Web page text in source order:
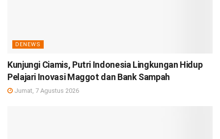
DENEWS
Kunjungi Ciamis, Putri Indonesia Lingkungan Hidup
Pelajari Inovasi Maggot dan Bank Sampah
Jumat, 7 Agustus 2026